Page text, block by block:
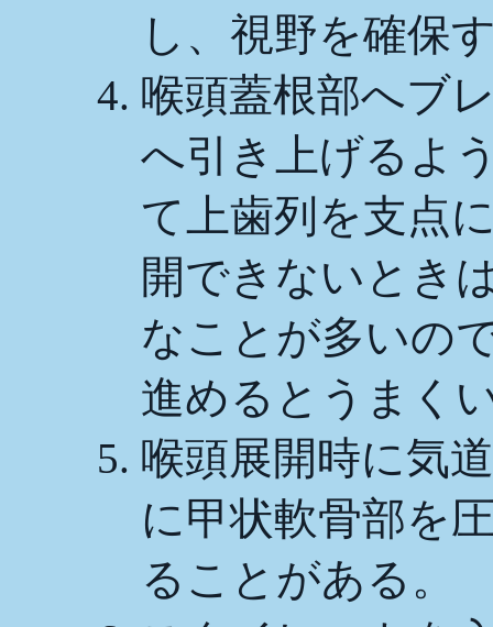
し、視野を確保
喉頭蓋根部へブ
へ引き上げるよ
て上歯列を支点
開できないとき
なことが多いの
進めるとうまく
喉頭展開時に気
に甲状軟骨部を
ることがある。